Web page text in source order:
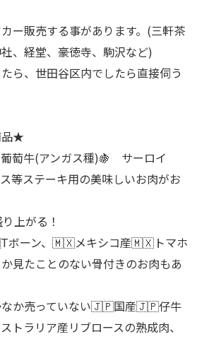
ー販売する事があります。(三軒茶
、経堂、豪徳寺、駒沢など)
ら、世田谷区内でしたら直接伺う
品★
萄牛(アンガス種)🍇 サーロイ
等ステーキ用の美味しいお肉がお
上がる！
ーン、🇲🇽メキシコ産🇲🇽トマホ
見たことのない骨付きのお肉もあ
なか売っていない🇯🇵国産🇯🇵仔牛
ラリア産リブロースの熟成肉、